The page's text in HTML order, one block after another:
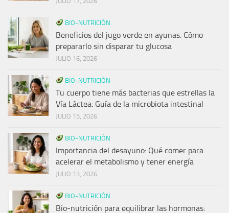
BIO-NUTRICIÓN
Beneficios del jugo verde en ayunas: Cómo
prepararlo sin disparar tu glucosa
JULIO 16, 2026
BIO-NUTRICIÓN
Tu cuerpo tiene más bacterias que estrellas la
Vía Láctea: Guía de la microbiota intestinal
JULIO 15, 2026
BIO-NUTRICIÓN
Importancia del desayuno: Qué comer para
acelerar el metabolismo y tener energía
JULIO 13, 2026
BIO-NUTRICIÓN
Bio-nutrición para equilibrar las hormonas: